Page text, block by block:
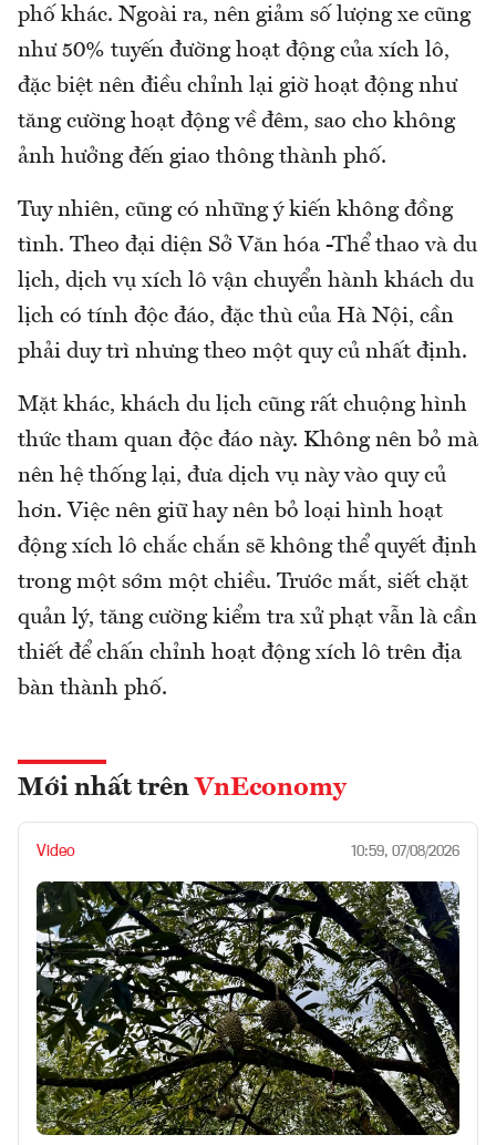
phố khác. Ngoài ra, nên giảm số lượng xe cũng
như 50% tuyến đường hoạt động của xích lô,
đặc biệt nên điều chỉnh lại giờ hoạt động như
tăng cường hoạt động về đêm, sao cho không
ảnh hưởng đến giao thông thành phố.
Tuy nhiên, cũng có những ý kiến không đồng
tình. Theo đại diện Sở Văn hóa -Thể thao và du
lịch, dịch vụ xích lô vận chuyển hành khách du
lịch có tính độc đáo, đặc thù của Hà Nội, cần
phải duy trì nhưng theo một quy củ nhất định.
Mặt khác, khách du lịch cũng rất chuộng hình
thức tham quan độc đáo này. Không nên bỏ mà
nên hệ thống lại, đưa dịch vụ này vào quy củ
hơn. Việc nên giữ hay nên bỏ loại hình hoạt
động xích lô chắc chắn sẽ không thể quyết định
trong một sớm một chiều. Trước mắt, siết chặt
quản lý, tăng cường kiểm tra xử phạt vẫn là cần
thiết để chấn chỉnh hoạt động xích lô trên địa
bàn thành phố.
Mới nhất trên VnEconomy
Video 10:59, 07/08/2026